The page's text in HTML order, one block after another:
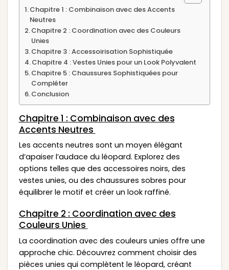
Chapitre 1 : Combinaison avec des Accents
Neutres
Chapitre 2 : Coordination avec des Couleurs
Unies
Chapitre 3 : Accessoirisation Sophistiquée
Chapitre 4 : Vestes Unies pour un Look Polyvalent
Chapitre 5 : Chaussures Sophistiquées pour
Compléter
Conclusion
Chapitre 1 : Combinaison avec des
Accents Neutres
Les accents neutres sont un moyen élégant
d’apaiser l’audace du léopard. Explorez des
options telles que des accessoires noirs, des
vestes unies, ou des chaussures sobres pour
équilibrer le motif et créer un look raffiné.
Chapitre 2 : Coordination avec des
Couleurs Unies
La coordination avec des couleurs unies offre une
approche chic. Découvrez comment choisir des
pièces unies qui complètent le léopard, créant